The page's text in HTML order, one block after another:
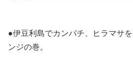
●伊豆利島でカンパチ、ヒラマサ
ンジの巻。